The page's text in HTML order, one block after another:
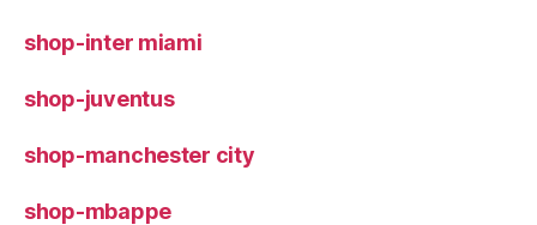
shop-inter miami
shop-juventus
shop-manchester city
shop-mbappe